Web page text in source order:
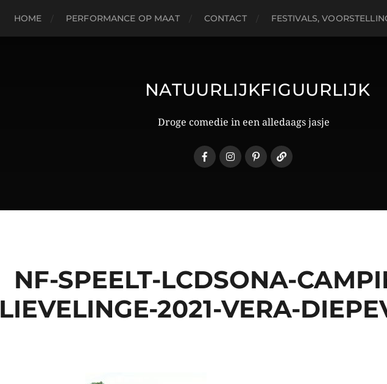
HOME PERFORMANCE OP MAAT CONTACT FESTIVALS,
NATUURLIJKFIGUURLIJK
Droge comedie in een alledaags jasje
NF-SPEELT-LCDSONA-
LIEVELINGE-2021-VERA-